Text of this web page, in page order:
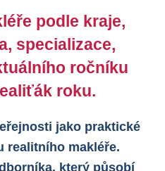
podle kraje,
specializace,
ročníku
roku.
jako praktické
realitního makléře.
který působí